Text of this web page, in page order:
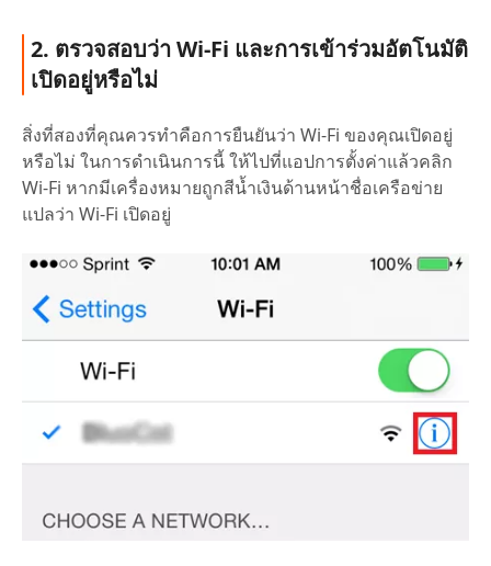
2. ตรวจสอบว่า Wi-Fi และการเข้าร่วมอัตโนมัติ
เปิดอยู่หรือไม่
สิ่งที่สองที่คุณควรทำคือการยืนยันว่า Wi-Fi ของคุณเปิดอยู่
หรือไม่ ในการดำเนินการนี้ ให้ไปที่แอปการตั้งค่าแล้วคลิก
Wi-Fi หากมีเครื่องหมายถูกสีน้ำเงินด้านหน้าชื่อเครือข่าย
แปลว่า Wi-Fi เปิดอยู่